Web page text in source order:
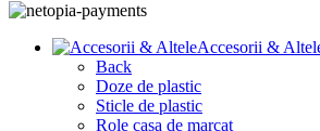
Accesorii &
Back
Doze de plastic
Sticle de plastic
Role casa de marcat